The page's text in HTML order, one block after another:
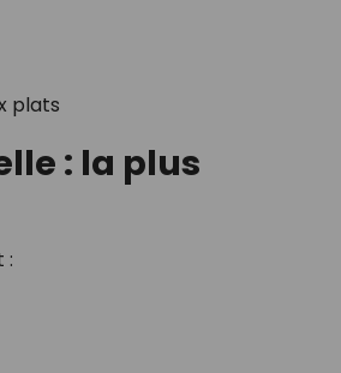
plats
: la plus
: